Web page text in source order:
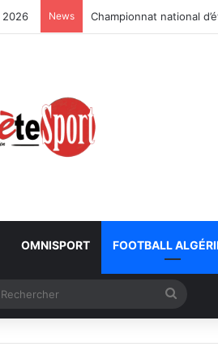
2026 News Championnat national
OMNISPORT FOOTBALL
skin